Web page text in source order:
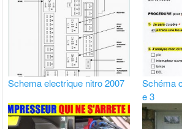
Schema electrique nitro 2007
Schéma
e 3